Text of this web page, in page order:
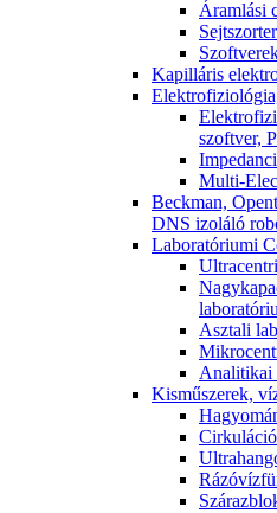
Áramlási
Kapilláris
szoftver,
Multi-
Beckman,
DNS izoláló
Laboratóriumi
Asztali
Analitikai
Kisműszerek,